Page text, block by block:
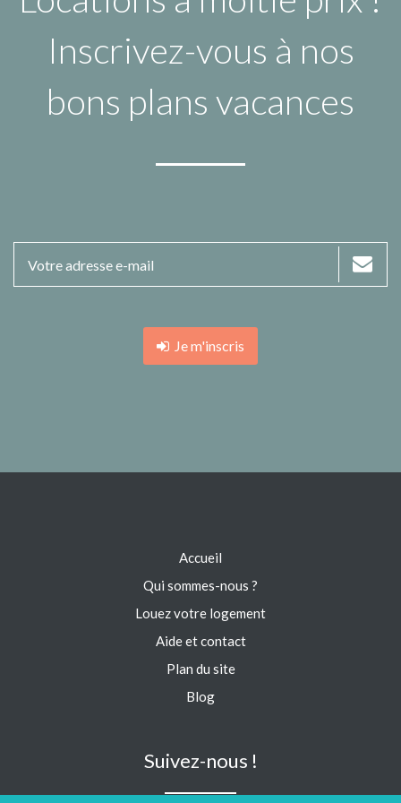
Inscrivez-vous à nos
bons plans vacances
Je m'inscris
Accueil
Qui sommes-nous ?
Louez votre logement
Aide et contact
Plan du site
Blog
Suivez-nous !